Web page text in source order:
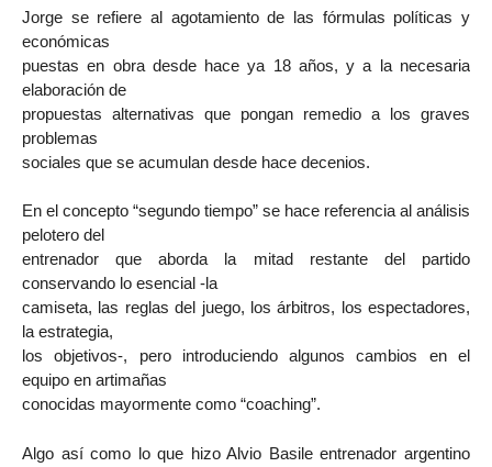
Jorge se refiere al agotamiento de las fórmulas políticas y
económicas
puestas en obra desde hace ya 18 años, y a la necesaria
elaboración de
propuestas alternativas que pongan remedio a los graves
problemas
sociales que se acumulan desde hace decenios.
En el concepto “segundo tiempo” se hace referencia al análisis
pelotero del
entrenador que aborda la mitad restante del partido
conservando lo esencial -la
camiseta, las reglas del juego, los árbitros, los espectadores,
la estrategia,
los objetivos-, pero introduciendo algunos cambios en el
equipo en artimañas
conocidas mayormente como “coaching”.
Algo así como lo que hizo Alvio Basile entrenador argentino